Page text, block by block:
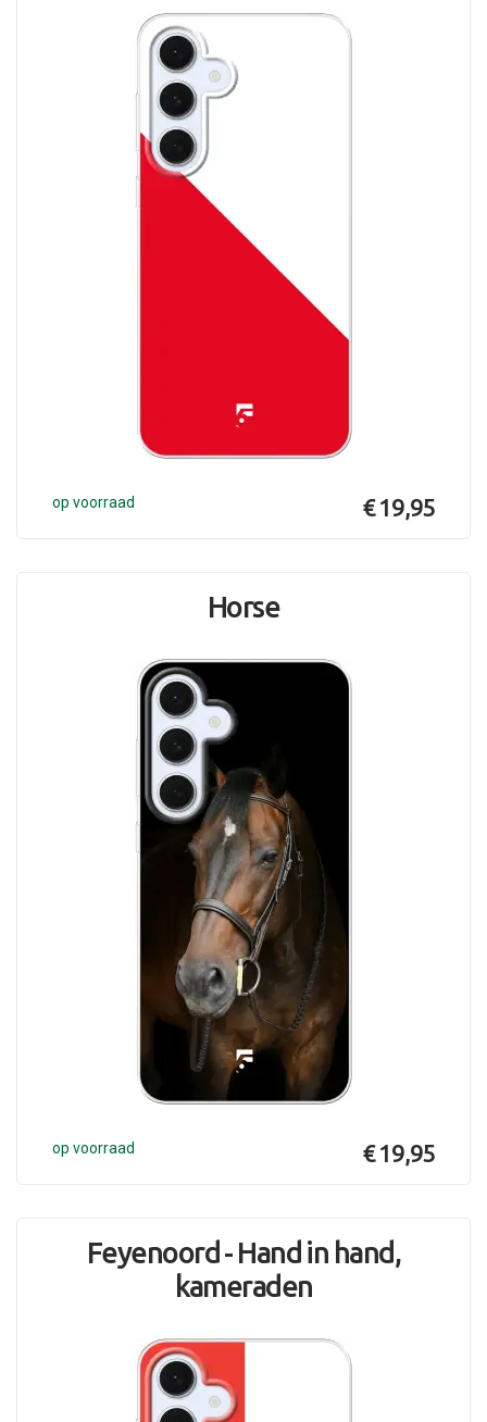
op voorraad € 19,95
Horse
op voorraad € 19,95
Feyenoord - Hand in hand,
kameraden